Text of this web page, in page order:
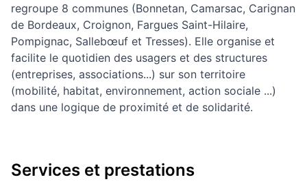
regroupe 8 communes (Bonnetan, Camarsac, Carignan
de Bordeaux, Croignon, Fargues Saint-Hilaire,
Pompignac, Sallebœuf et Tresses). Elle organise et
facilite le quotidien des usagers et des structures
(entreprises, associations...) sur son territoire
(mobilité, habitat, environnement, action sociale ...)
dans une logique de proximité et de solidarité.
Services et prestations